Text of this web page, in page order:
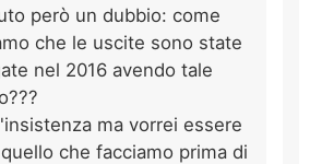
però un dubbio: come
che le uscite sono state
nel 2016 avendo tale
ma vorrei essere
che facciamo prima di